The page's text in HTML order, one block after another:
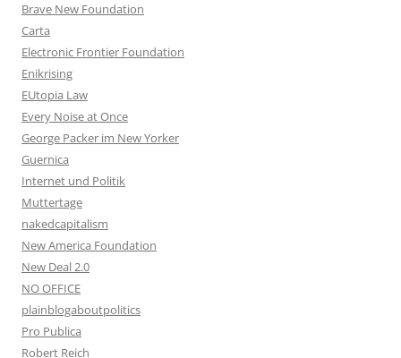
Brave New Foundation
Carta
Electronic Frontier Foundation
Enikrising
EUtopia Law
Every Noise at Once
George Packer im New Yorker
Guernica
Internet und Politik
Muttertage
nakedcapitalism
New America Foundation
New Deal 2.0
NO OFFICE
plainblogaboutpolitics
Pro Publica
Robert Reich